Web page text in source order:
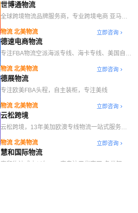
世博通物流
全球跨境物流品牌服务商，专业跨境电商 亚马逊
物流 北美物流
立即咨询
德速电商物流
专注FBA物流空派海派专线、海卡专线、美国自营
物流 北美物流
立即咨询
德展物流
专注欧美FBA头程，自主装柜，专注美线
物流 北美物流 立即咨询
云松跨境
云松跨境，13年美加欧澳专线物流一站式服务专
物流 北美物流
立即咨询
慧和国际物流